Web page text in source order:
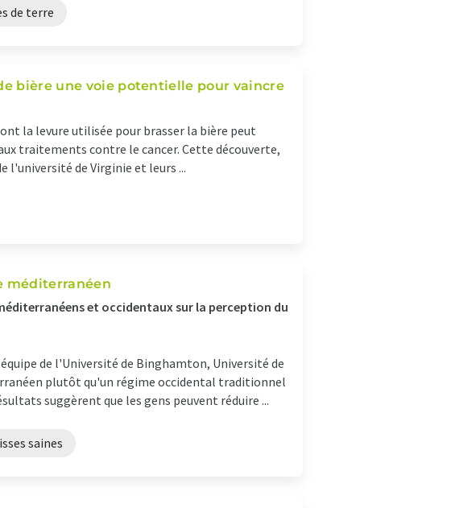
de terre
bière une voie potentielle pour vaincre
la levure utilisée pour brasser la bière peut
traitements contre le cancer. Cette découverte,
l'université de Virginie et leurs ...
méditerranéen
et occidentaux sur la perception du
de l'Université de Binghamton, Université de
plutôt qu'un régime occidental traditionnel
suggèrent que les gens peuvent réduire ...
saines